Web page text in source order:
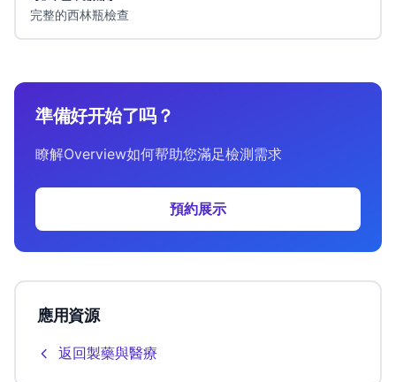
完整的西林瓶檢查
準備好开始了吗？
瞭解Overview如何帮助您滿足檢測需求
預約展示
應用資源
返回製藥與醫療